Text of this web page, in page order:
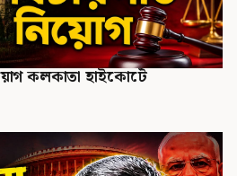
কলকাতা হাইকোর্টে